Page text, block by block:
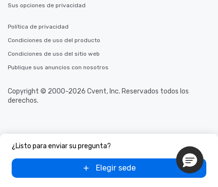
¿Listo para enviar su pregunta?
Elegir sede
Sus opciones de privacidad
Política de privacidad
Condiciones de uso del producto
Condiciones de uso del sitio web
Publique sus anuncios con nosotros
Copyright © 2000-2026 Cvent, Inc. Reservados todos los
derechos.